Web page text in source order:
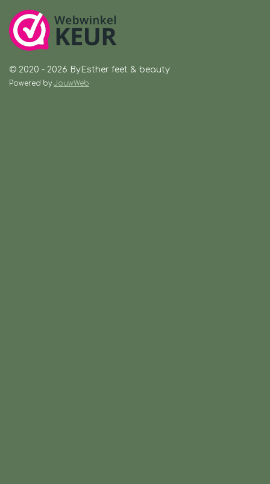
© 2020 - 2026 ByEsther feet & beauty
Powered byJouwWeb